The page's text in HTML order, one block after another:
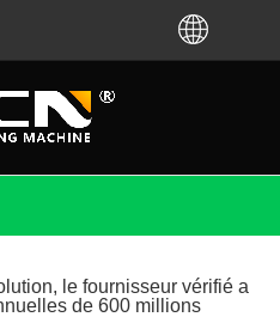
le fournisseur vérifié a
de 600 millions
automatiques, peu